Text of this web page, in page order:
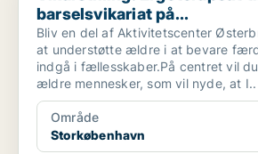
barselsvikariat på...
Bliv en del af Aktivitetscenter
at understøtte ældre i at bevare
indgå i fællesskaber.På centret vil
ældre mennesker, som vil nyde, at I..
Område
Storkøbenhavn